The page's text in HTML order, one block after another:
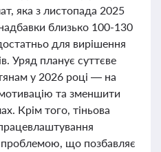
яка з листопада 2025
близько 100-130
для вирішення
Уряд планує суттєве
у 2026 році — на
та зменшити
Крім того, тіньова
що позбавляє